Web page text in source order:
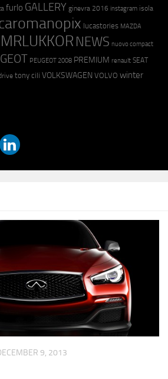
9, 2013
furlo GALLERY ginevra 2016 instagram isola
lucastories MAZDA
MRLUKKOR NEWS nuovo compact
PEUGEOT 2008 PREMIUM renault SEAT
tony cili VOLKSWAGEN VOLVO winter